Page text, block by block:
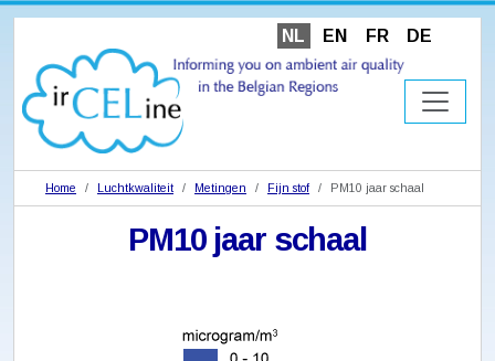
NL EN FR DE
Home Luchtkwaliteit Metingen Fijn stof PM10 jaar schaal
PM10 jaar schaal